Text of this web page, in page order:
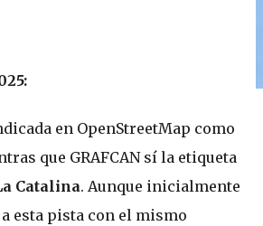
en OpenStreetMap como
que GRAFCAN sí la etiqueta
Catalina. Aunque inicialmente
esta pista con el mismo